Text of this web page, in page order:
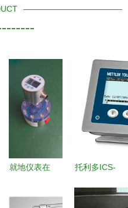
就地仪表在
的应用与发
托利多ICS-